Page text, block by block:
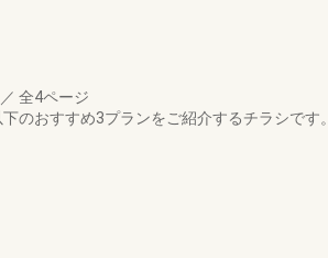
／ 全4ページ
のおすすめ3プランをご紹介するチラシです。